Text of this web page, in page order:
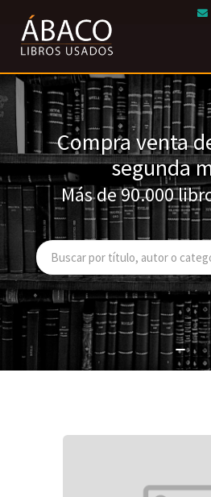
Compra venta
segunda
Más de 90.000